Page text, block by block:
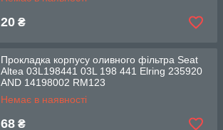
20 ₴
Прокладка корпусу оливного фільтра Seat
Altea 03L198441 03L 198 441 Elring 235920
AND 14198002 RM123
Немає в наявності
68 ₴